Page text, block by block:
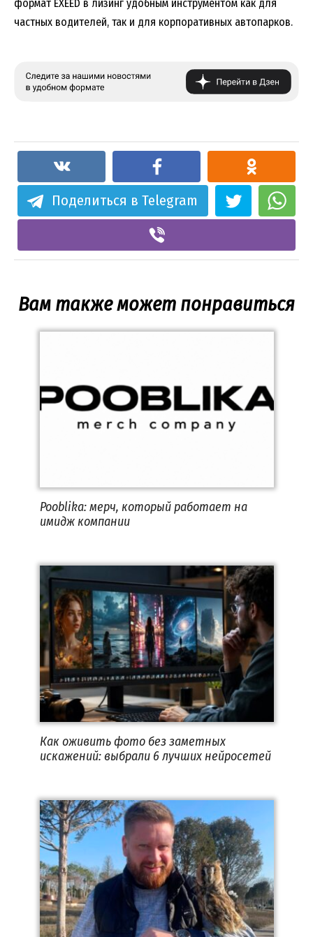
формат EXEED в лизинг удобным инструментом как для
частных водителей, так и для корпоративных автопарков.
Поделиться в Telegram
Вам также может понравиться
Pooblika: мерч, который работает на
имидж компании
Как оживить фото без заметных
искажений: выбрали 6 лучших нейросетей